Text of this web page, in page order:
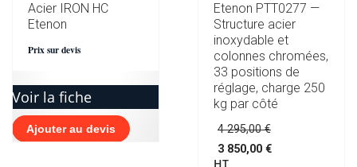
Acier IRON HC
Etenon
Prix sur devis
Voir la fiche
Ajouter au devis
Etenon PTT0277 —
Structure acier
inoxydable et
colonnes chromées,
33 positions de
réglage, charge 250
kg par côté
4 295,00€
3 850,00 €
Le
HT